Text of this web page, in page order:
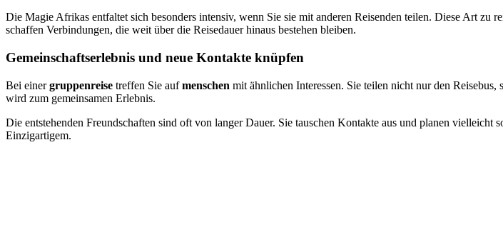
Die Magie Afrikas entfaltet sich besonders intensiv, wenn Sie sie mit anderen Reisenden teilen. Diese Art zu
schaffen Verbindungen, die weit über die Reisedauer hinaus bestehen bleiben.
Gemeinschaftserlebnis und neue Kontakte knüpfen
Bei einergruppenreise treffen Sie aufmenschen mit ähnlichen Interessen. Sie teilen nicht nur den
wird zum gemeinsamen Erlebnis.
Die entstehenden Freundschaften sind oft von langer Dauer. Sie tauschen Kontakte aus und planen vielleicht
Einzigartigem.